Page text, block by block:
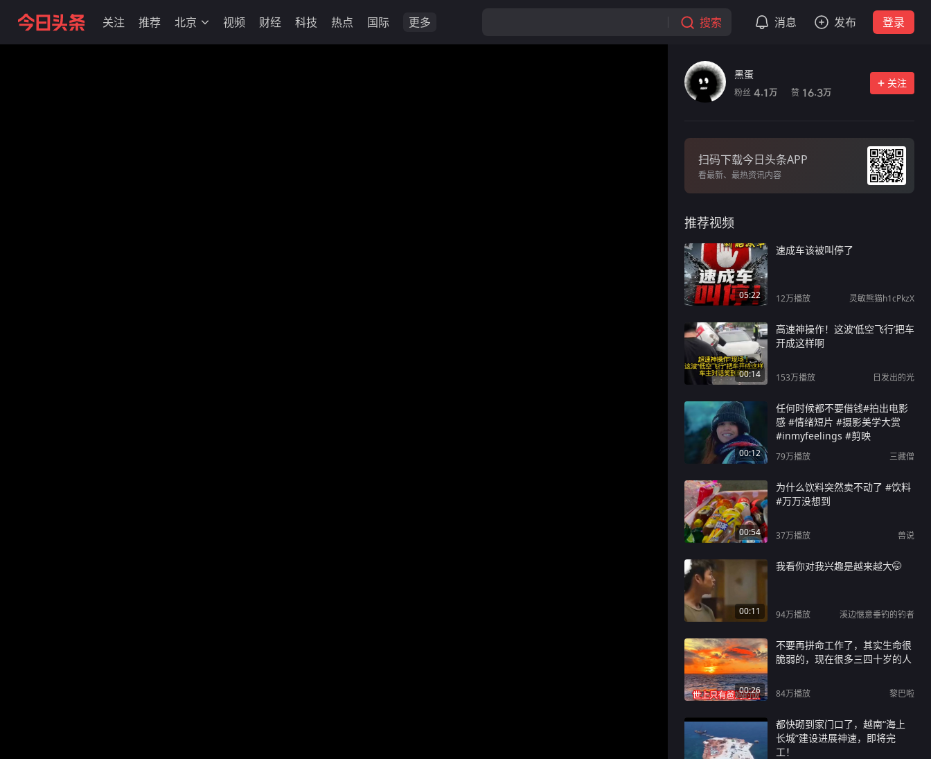
关注 推荐 北京 视频 财经 科技 热点 国际 更多 搜索 消息 发布 登录
黑蛋
粉丝 4.1万 赞 16.3万
关注
扫码下载今日头条APP
看最新、最热资讯内容
推荐视频
05:22
速成车该被叫停了
12万播放 灵敏熊猫h1cPkzX
00:14
高速神操作！这波‘低空飞行’把车
开成这样啊
153万播放 日发出的光
00:12
任何时候都不要借钱#拍出电影
感 #情绪短片 #摄影美学大赏
#inmyfeelings #剪映
79万播放 三藏僧
00:54
为什么饮料突然卖不动了 #饮料
#万万没想到
37万播放 兽说
00:11
我看你对我兴趣是越来越大🤭
94万播放 溪边惬意垂钓的钓者
00:26
不要再拼命工作了，其实生命很
脆弱的，现在很多三四十岁的人
84万播放 黎巴啦
都快砌到家门口了，越南“海上
长城”建设进展神速，即将完
工！